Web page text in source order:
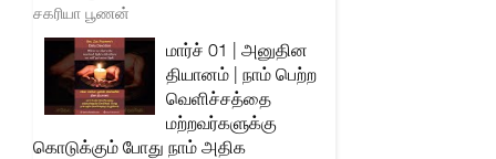
சகரியா பூணன்
மார்ச் 01 | அனுதின
தியானம் | நாம் பெற்ற
வெளிச்சத்தை
மற்றவர்களுக்கு
கொடுக்கும் போது நாம் அதிக